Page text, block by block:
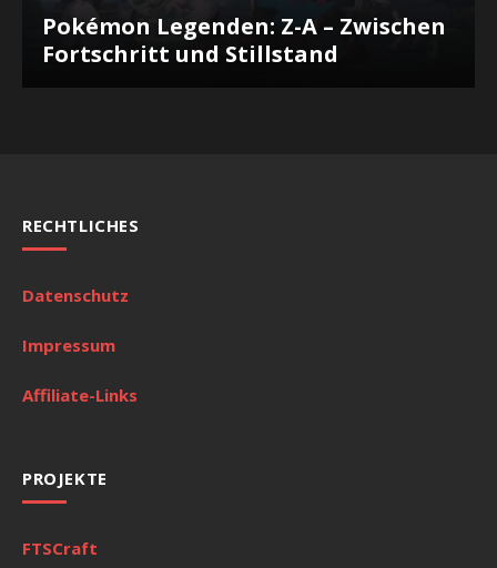
Pokémon Legenden: Z-A – Zwischen
Fortschritt und Stillstand
RECHTLICHES
Datenschutz
Impressum
Affiliate-Links
PROJEKTE
FTSCraft